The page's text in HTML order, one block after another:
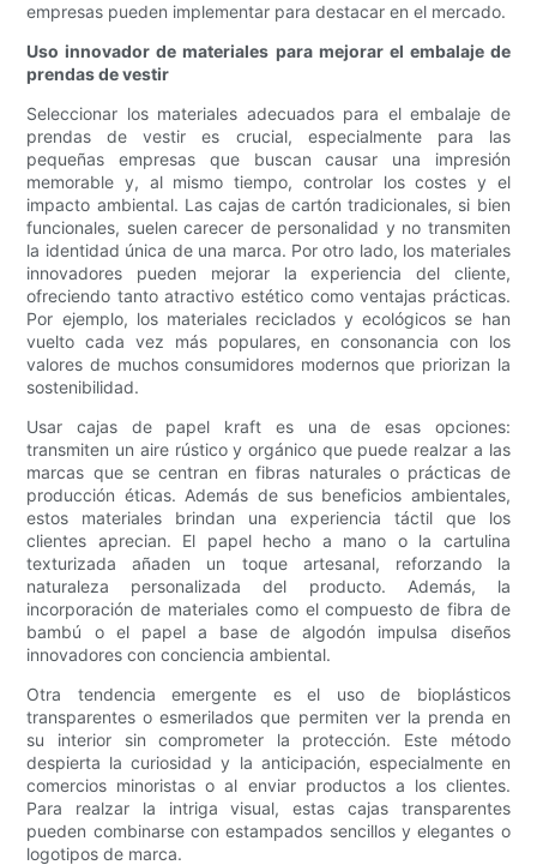
empresas pueden implementar para destacar en el mercado.
Uso innovador de materiales para mejorar el embalaje de
prendas de vestir
Seleccionar los materiales adecuados para el embalaje de
prendas de vestir es crucial, especialmente para las
pequeñas empresas que buscan causar una impresión
memorable y, al mismo tiempo, controlar los costes y el
impacto ambiental. Las cajas de cartón tradicionales, si bien
funcionales, suelen carecer de personalidad y no transmiten
la identidad única de una marca. Por otro lado, los materiales
innovadores pueden mejorar la experiencia del cliente,
ofreciendo tanto atractivo estético como ventajas prácticas.
Por ejemplo, los materiales reciclados y ecológicos se han
vuelto cada vez más populares, en consonancia con los
valores de muchos consumidores modernos que priorizan la
sostenibilidad.
Usar cajas de papel kraft es una de esas opciones:
transmiten un aire rústico y orgánico que puede realzar a las
marcas que se centran en fibras naturales o prácticas de
producción éticas. Además de sus beneficios ambientales,
estos materiales brindan una experiencia táctil que los
clientes aprecian. El papel hecho a mano o la cartulina
texturizada añaden un toque artesanal, reforzando la
naturaleza personalizada del producto. Además, la
incorporación de materiales como el compuesto de fibra de
bambú o el papel a base de algodón impulsa diseños
innovadores con conciencia ambiental.
Otra tendencia emergente es el uso de bioplásticos
transparentes o esmerilados que permiten ver la prenda en
su interior sin comprometer la protección. Este método
despierta la curiosidad y la anticipación, especialmente en
comercios minoristas o al enviar productos a los clientes.
Para realzar la intriga visual, estas cajas transparentes
pueden combinarse con estampados sencillos y elegantes o
logotipos de marca.